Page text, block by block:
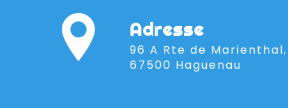
Adresse
96 A Rte de Marienthal,
67500 Haguenau